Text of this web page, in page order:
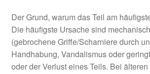
Der Grund, warum das Teil am
Die häufigste Ursache sind
(gebrochene Griffe/Scharniere durch
Handhabung, Vandalismus oder
oder der Verlust eines Teils. Bei